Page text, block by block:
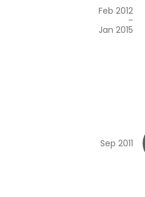
Feb 2012
-
Jan 2015
Sep 2011